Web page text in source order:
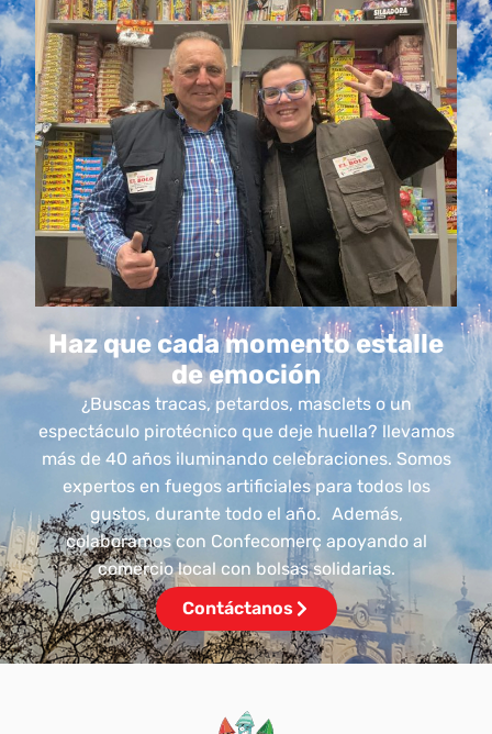
Haz que cada momento estalle
de emoción
¿Buscas tracas, petardos, masclets o un
espectáculo pirotécnico que deje huella? llevamos
más de 40 años iluminando celebraciones. Somos
expertos en fuegos artificiales para todos los
gustos, durante todo el año. Además,
colaboramos con Confecomerç apoyando al
comercio local con bolsas solidarias.
Contáctanos